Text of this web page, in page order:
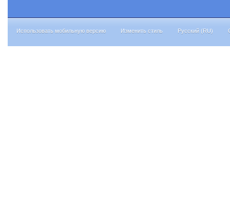
Использовать мобильную версию Изменить стиль Русский (RU)